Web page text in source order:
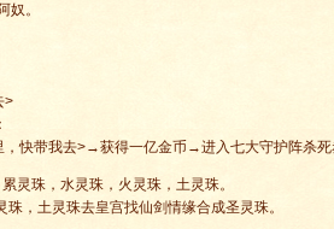
奴。
>
快带我去>→获得一亿金币→进入七大守护阵杀死
灵珠，水灵珠，火灵珠，土灵珠。
，土灵珠去皇宫找仙剑情缘合成圣灵珠。